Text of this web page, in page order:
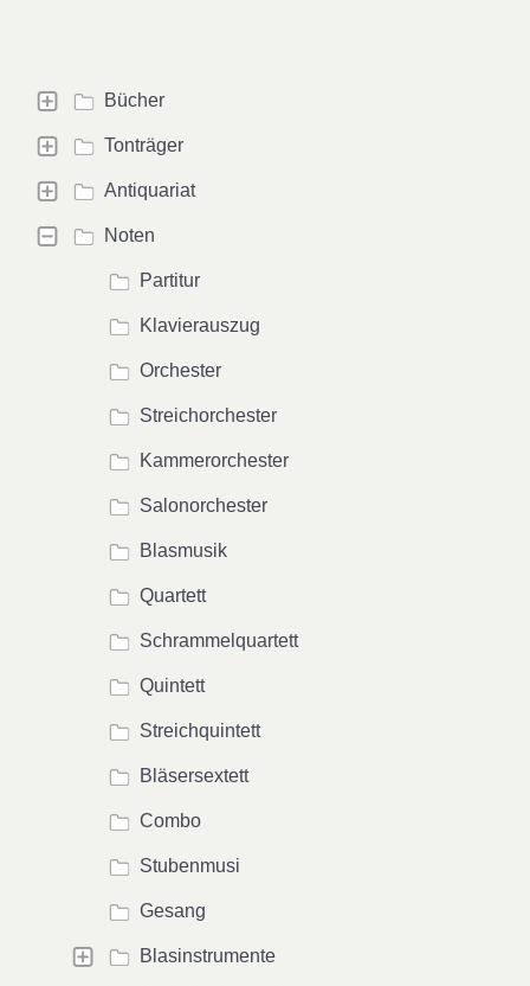
Bücher
Tonträger
Antiquariat
Noten
Partitur
Klavierauszug
Orchester
Streichorchester
Kammerorchester
Salonorchester
Blasmusik
Quartett
Schrammelquartett
Quintett
Streichquintett
Bläsersextett
Combo
Stubenmusi
Gesang
Blasinstrumente